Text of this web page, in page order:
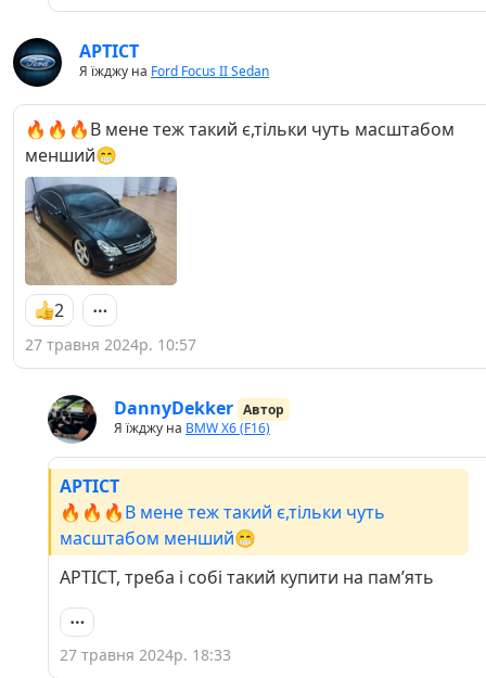
APTICT
Я їжджу на Ford Focus II Sedan
🔥🔥🔥В мене теж такий є,тільки чуть масштабом
менший😁
2
27 травня 2024р. 10:57
DannyDekker Автор
Я їжджу на BMW X6 (F16)
APTICT
🔥🔥🔥В мене теж такий є,тільки чуть
масштабом менший😁
APTICT, треба і собі такий купити на памʼять
27 травня 2024р. 18:33